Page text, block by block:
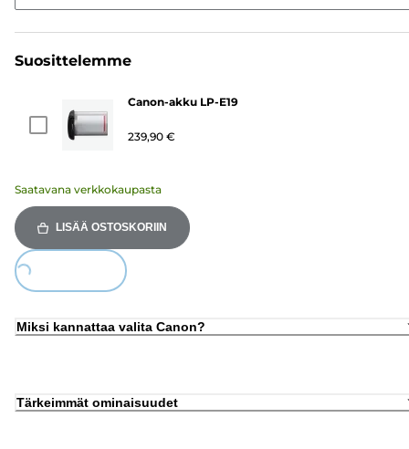
Suosittelemme
Canon-akku LP-E19
239,90 €
Saatavana verkkokaupasta
LISÄÄ OSTOSKORIIN
Loading...
Miksi kannattaa valita Canon?
Tärkeimmät ominaisuudet